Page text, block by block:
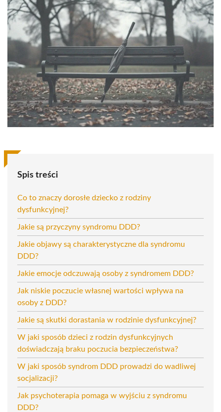
Spis treści
Co to znaczy dorosłe dziecko z rodziny
dysfunkcyjnej?
Jakie są przyczyny syndromu DDD?
Jakie objawy są charakterystyczne dla syndromu
DDD?
Jakie emocje odczuwają osoby z syndromem DDD?
Jak niskie poczucie własnej wartości wpływa na
osoby z DDD?
Jakie są skutki dorastania w rodzinie dysfunkcyjnej?
W jaki sposób dzieci z rodzin dysfunkcyjnych
doświadczają braku poczucia bezpieczeństwa?
W jaki sposób syndrom DDD prowadzi do wadliwej
socjalizacji?
Jak psychoterapia pomaga w wyjściu z syndromu
DDD?